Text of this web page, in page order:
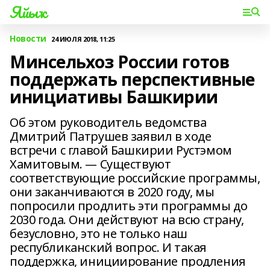
Яйыҡ
Новости 24 ИЮЛЯ 2018, 11:25
Минсельхоз России готов
поддержать перспективные
инициативы Башкирии
Об этом руководитель ведомства
Дмитрий Патрушев заявил в ходе
встречи с главой Башкирии Рустэмом
Хамитовым. — Существуют
соответствующие российские программы,
они заканчиваются в 2020 году, мы
попросили продлить эти программы до
2030 года. Они действуют на всю страну,
безусловно, это не только наш
республиканский вопрос. И такая
поддержка, инициирование продления